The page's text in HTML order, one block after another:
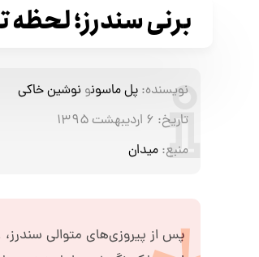
برنی سندرز؛ لحظه
نویسنده: پل ماسونو نوشین خاکی
تاریخ: ۶ اردیبهشت ۱۳۹۵
منبع: میدان
پس از پیروزی‌های متوالی